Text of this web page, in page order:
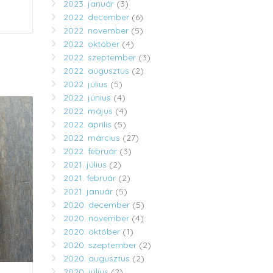
2023. január(3)
2022. december(6)
2022. november(5)
2022. október(4)
2022. szeptember(3)
2022. augusztus (2)
2022. július (5)
2022. június (4)
2022. május (4)
2022. április (5)
2022. március (27)
2022. február(3)
2021. július (2)
2021. február(2)
2021. január(5)
2020. december(5)
2020. november(4)
2020. október(1)
2020. szeptember(2)
2020. augusztus (2)